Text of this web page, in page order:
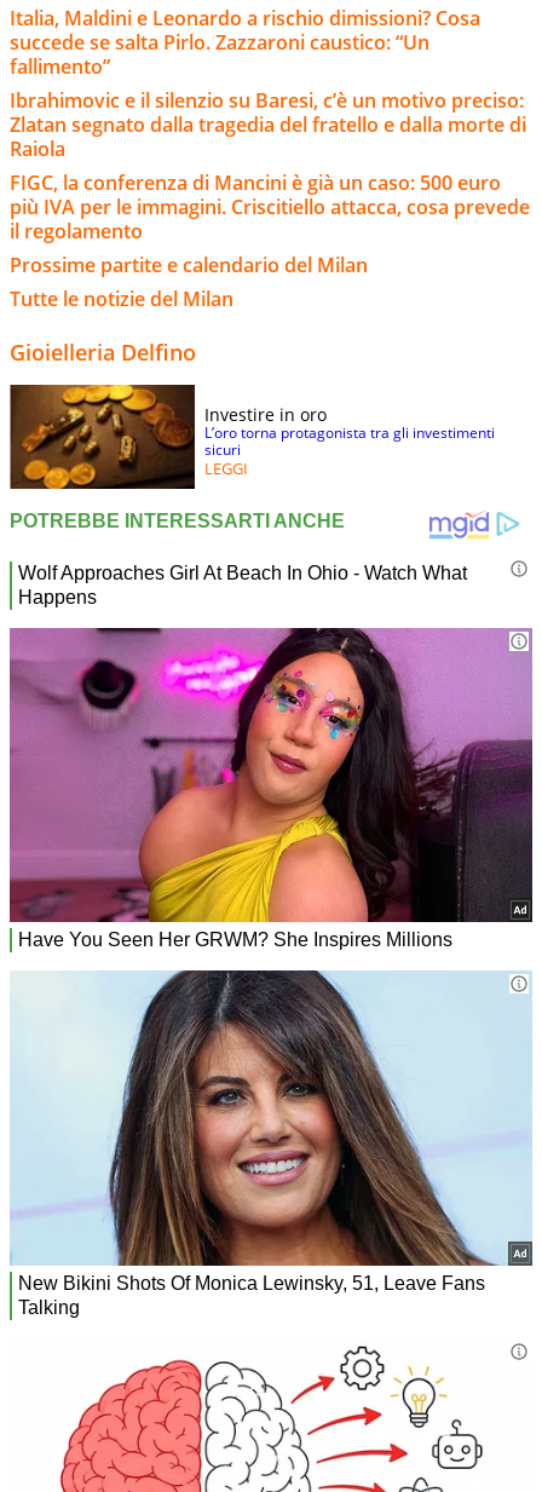
Italia, Maldini e Leonardo a rischio dimissioni? Cosa
succede se salta Pirlo. Zazzaroni caustico: “Un
fallimento”
Ibrahimovic e il silenzio su Baresi, c’è un motivo preciso:
Zlatan segnato dalla tragedia del fratello e dalla morte di
Raiola
FIGC, la conferenza di Mancini è già un caso: 500 euro
più IVA per le immagini. Criscitiello attacca, cosa prevede
il regolamento
Prossime partite e calendario del Milan
Tutte le notizie del Milan
Gioielleria Delfino
Investire in oro
L’oro torna protagonista tra gli investimenti
sicuri
LEGGI